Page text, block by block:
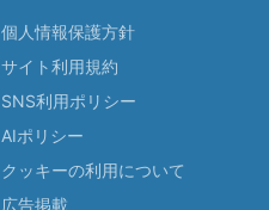
個人情報保護方針
サイト利用規約
SNS利用ポリシー
AIポリシー
クッキーの利用について
広告掲載